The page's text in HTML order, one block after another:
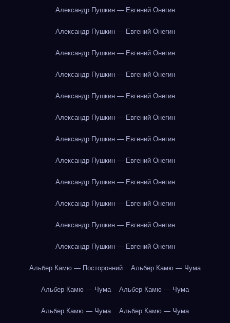
Александр Пушкин — Евгений Онегин
Александр Пушкин — Евгений Онегин
Александр Пушкин — Евгений Онегин
Александр Пушкин — Евгений Онегин
Александр Пушкин — Евгений Онегин
Александр Пушкин — Евгений Онегин
Александр Пушкин — Евгений Онегин
Александр Пушкин — Евгений Онегин
Александр Пушкин — Евгений Онегин
Александр Пушкин — Евгений Онегин
Александр Пушкин — Евгений Онегин
Александр Пушкин — Евгений Онегин
Альбер Камю — Посторонний Альбер Камю — Чума
Альбер Камю — Чума Альбер Камю — Чума
Альбер Камю — Чума Альбер Камю — Чума